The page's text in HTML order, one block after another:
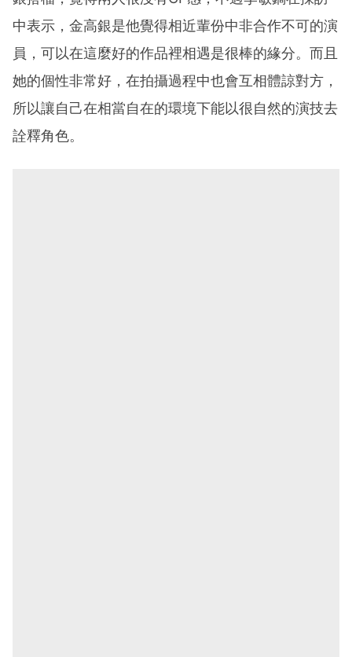
中表示，金高銀是他覺得相近輩份中非合作不可的演
員，可以在這麼好的作品裡相遇是很棒的緣分。而且
她的個性非常好，在拍攝過程中也會互相體諒對方，
所以讓自己在相當自在的環境下能以很自然的演技去
詮釋角色。